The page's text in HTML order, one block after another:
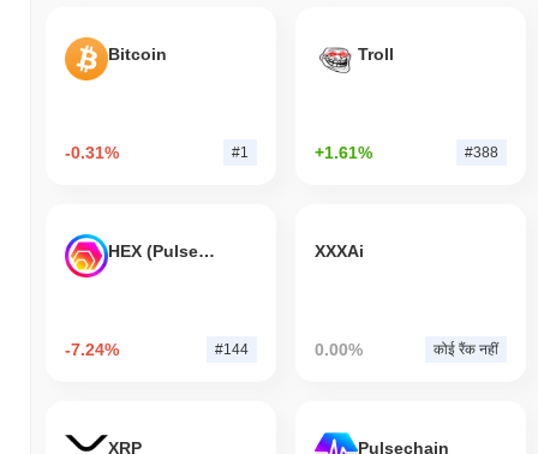
Bitcoin
-0.31% #1
Troll
+1.61% #388
HEX (Pulsechain)
-7.24% #144
XXXAi
0.00% कोई रैंक नहीं
XRP Pulsechain